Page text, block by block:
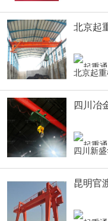
北京起
北京起
四川冶
四川新
昆明官